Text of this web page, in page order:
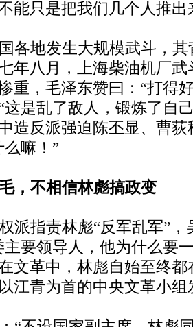
能只是把我们几个人推出
各地发生大规模武斗，其
年八月，上海柴油机厂
重，毛泽东赞曰：“打得
这是乱了敌人，锻炼了自
造反派强迫陈丕显、曹
嘛！”
，不相信林彪搞政变
派指责林彪“反军乱军”，
主要领导人，他为什么要
文革中，林彪自始至终
江青为首的中央文革小组